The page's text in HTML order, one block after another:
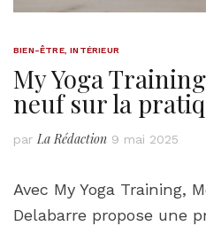
BIEN-ÊTRE,INTÉRIEUR
My Yoga
neuf sur la
parLa Rédaction 9 mai 2025
Avec My Yoga Training,
Delabarre propose une